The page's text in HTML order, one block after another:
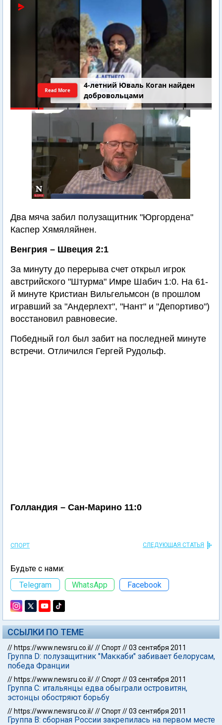
4-летний Юваль Коган найден
добровольцами
Read More
Два мяча забил полузащитник "Юргордена"
Каспер Хямяляйнен.
Венгрия – Швеция 2:1
За минуту до перерыва счет открыл игрок
австрийского "Штурма" Имре Шабич 1:0. На 61-
й минуте Кристиан Вильгельмсон (в прошлом
игравший за "Андерлехт", "Нант" и "Депортиво")
восстановил равновесие.
Победный гол был забит на последней минуте
встречи. Отличился Гергей Рудольф.
Голландия – Сан-Марино 11:0
СПОРТ СЛЕДУЮЩАЯ СТАТЬЯ
Будьте с нами:
Telegram
WhatsApp Facebook
ССЫЛКИ ПО ТЕМЕ
// https://www.newsru.co.il///Спорт//03 сентября 2011
Группа D: полузащитник "Маккаби" забивает белорусам,
победа Франции
// https://www.newsru.co.il///Спорт//03 сентября 2011
Группа С: итальянцы едва обыграли островитян,
эстонцы обостряют борьбу
// https://www.newsru.co.il///Спорт//03 сентября 2011
Группа В: сборная России закрепилась на первом месте